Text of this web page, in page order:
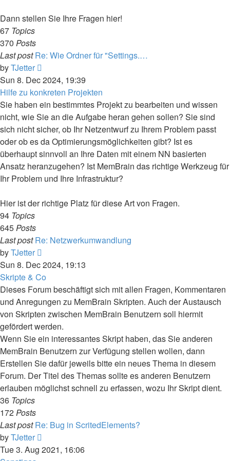
Dann stellen Sie Ihre Fragen hier!
67 Topics
370 Posts
Last post Re: Wie Ordner für "Settings.…
byTJetter
the
latest
post
Sun 8. Dec 2024, 19:39
Hilfe zu konkreten Projekten
Sie haben ein bestimmtes Projekt zu bearbeiten und wissen
nicht, wie Sie an die Aufgabe heran gehen sollen? Sie sind
sich nicht sicher, ob Ihr Netzentwurf zu Ihrem Problem passt
oder ob es da Optimierungsmöglichkeiten gibt? Ist es
überhaupt sinnvoll an Ihre Daten mit einem NN basierten
Ansatz heranzugehen? Ist MemBrain das richtige Werkzeug für
Ihr Problem und Ihre Infrastruktur?
Hier ist der richtige Platz für diese Art von Fragen.
94 Topics
645Posts
Last post Re: Netzwerkumwandlung
byTJetter
the
latest
post
Sun 8. Dec 2024, 19:13
Skripte & Co
Dieses Forum beschäftigt sich mit allen Fragen, Kommentaren
und Anregungen zu MemBrain Skripten. Auch der Austausch
von Skripten zwischen MemBrain Benutzern soll hiermit
gefördert werden.
Wenn Sie ein interessantes Skript haben, das Sie anderen
MemBrain Benutzern zur Verfügung stellen wollen, dann
Erstellen Sie dafür jeweils bitte ein neues Thema in diesem
Forum. Der Titel des Themas sollte es anderen Benutzern
erlauben möglichst schnell zu erfassen, wozu Ihr Skript dient.
36 Topics
172Posts
Last post Re: Bug in ScritedElements?
byTJetter
the
Tue 3. Aug 2021, 16:06